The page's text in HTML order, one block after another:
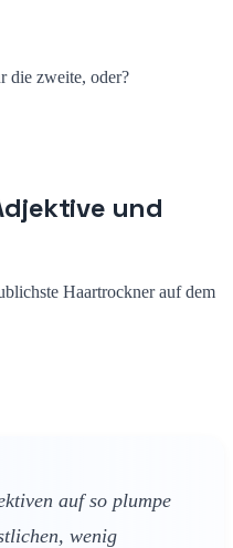
die zweite, oder?
und
Haartrockner auf dem
auf so plumpe
wenig